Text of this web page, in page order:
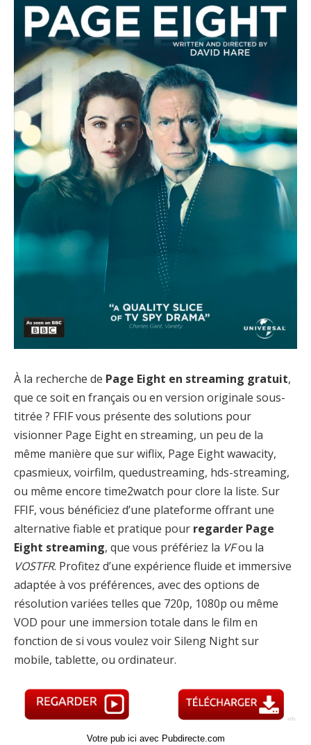
À la recherche de Page Eight en streaming gratuit,
que ce soit en français ou en version originale sous-
titrée ? FFIF vous présente des solutions pour
visionner Page Eight en streaming, un peu de la
même manière que sur wiflix, Page Eight wawacity,
cpasmieux, voirfilm, quedustreaming, hds-streaming,
ou même encore time2watch pour clore la liste. Sur
FFIF, vous bénéficiez d’une plateforme offrant une
alternative fiable et pratique pour regarder Page
Eight streaming, que vous préfériez la VFou la
VOSTFR. Profitez d’une expérience fluide et immersive
adaptée à vos préférences, avec des options de
résolution variées telles que 720p, 1080p ou même
VOD pour une immersion totale dans le film en
fonction de si vous voulez voir Sileng Night sur
mobile, tablette, ou ordinateur.
Votre pub ici avec Pubdirecte.com